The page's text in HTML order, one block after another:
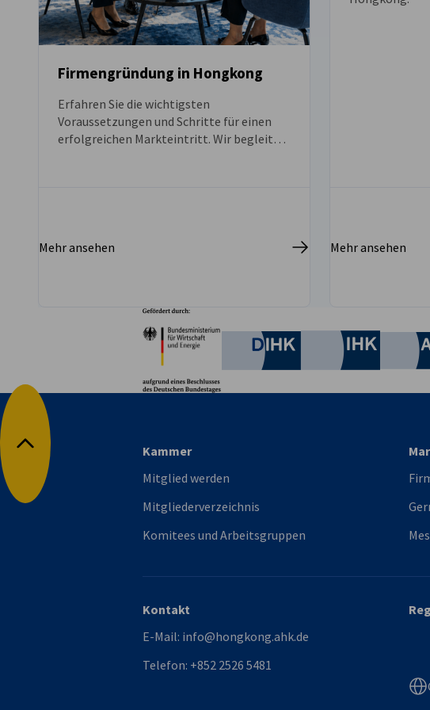
Firmengründung in Hongkong
Erfahren Sie die wichtigsten
Voraussetzungen und Schritte für einen
erfolgreichen Markteintritt. Wir begleiten
Mehr ansehen Mehr ansehen
Deutsche Industrie-
Nach oben
Kammer
Mitglied werden
Mitgliederverzeichnis
Komitees und Arbeitsgruppen
Kontakt
E-Mail: info@hongkong.ahk.de
Telefon: +852 2526 5481